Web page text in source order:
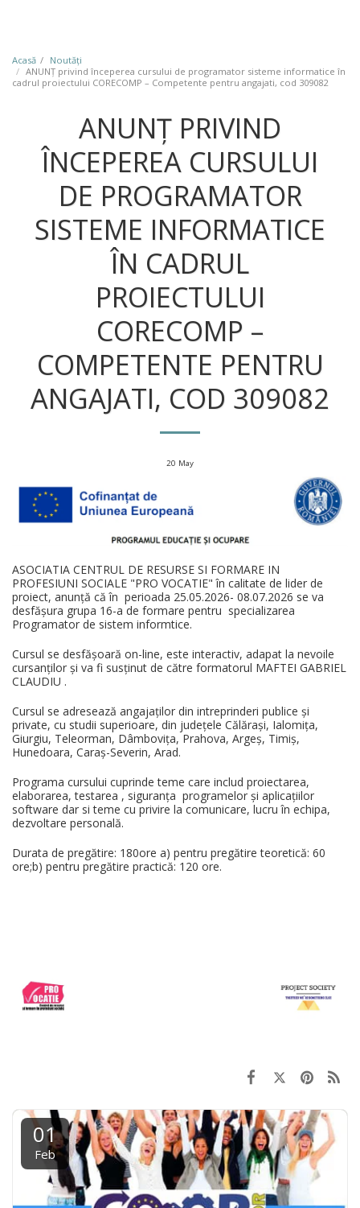
Acasă
Noutăţi
ANUNȚ privind începerea cursului de programator sisteme informatice în
cadrul proiectului CORECOMP – Competente pentru angajati, cod 309082
ANUNȚ PRIVIND
ÎNCEPEREA CURSULUI
DE PROGRAMATOR
SISTEME INFORMATICE
ÎN CADRUL
PROIECTULUI
CORECOMP –
COMPETENTE PENTRU
ANGAJATI, COD 309082
20 May
ASOCIATIA CENTRUL DE RESURSE SI FORMARE IN
PROFESIUNI SOCIALE "PRO VOCATIE" în calitate de lider de
proiect, anunță că în perioada 25.05.2026- 08.07.2026 se va
desfășura grupa 16-a de formare pentru specializarea
Programator de sistem informtice.
Cursul se desfășoară on-line, este interactiv, adapat la nevoile
cursanților și va fi susținut de către formatorul MAFTEI GABRIEL
CLAUDIU .
Cursul se adresează angajaților din intreprinderi publice și
private, cu studii superioare, din județele Călăraşi, Ialomiţa,
Giurgiu, Teleorman, Dâmboviţa, Prahova, Argeş, Timiş,
Hunedoara, Caraş-Severin, Arad.
Programa cursului cuprinde teme care includ proiectarea,
elaborarea, testarea , siguranța programelor și aplicațiilor
software dar si teme cu privire la comunicare, lucru în echipa,
dezvoltare personală.
Durata de pregătire: 180ore a) pentru pregătire teoretică: 60
ore;b) pentru pregătire practică: 120 ore.
01
Feb